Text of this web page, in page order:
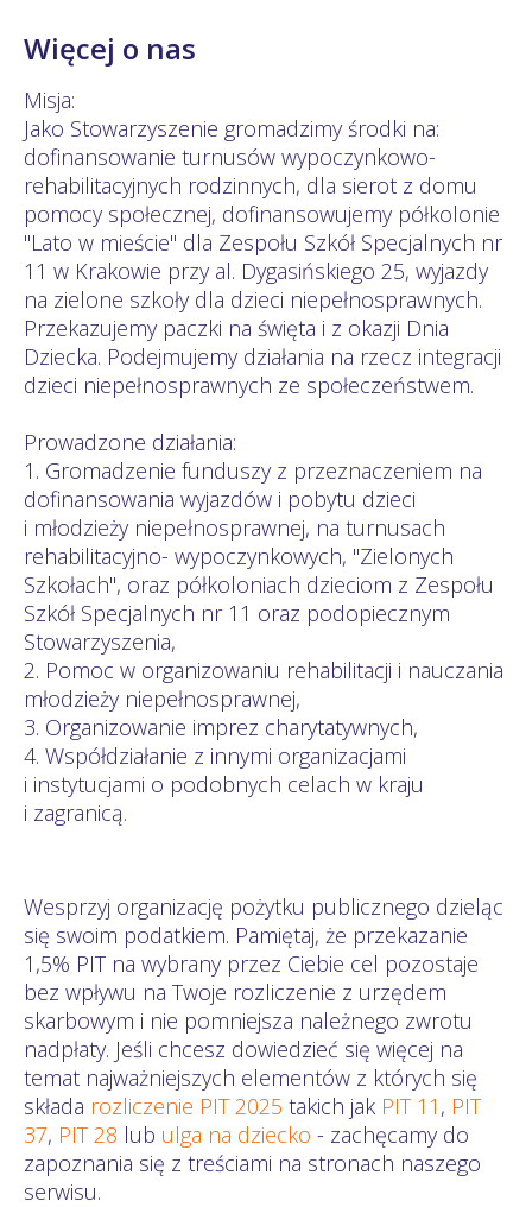
Więcej o nas
Misja:
Jako Stowarzyszenie gromadzimy środki na:
dofinansowanie turnusów wypoczynkowo-
rehabilitacyjnych rodzinnych, dla sierot z domu
pomocy społecznej, dofinansowujemy półkolonie
"Lato w mieście" dla Zespołu Szkół Specjalnych nr
11 w Krakowie przy al. Dygasińskiego 25, wyjazdy
na zielone szkoły dla dzieci niepełnosprawnych.
Przekazujemy paczki na święta i z okazji Dnia
Dziecka. Podejmujemy działania na rzecz integracji
dzieci niepełnosprawnych ze społeczeństwem.
Prowadzone działania:
1. Gromadzenie funduszy z przeznaczeniem na
dofinansowania wyjazdów i pobytu dzieci
i młodzieży niepełnosprawnej, na turnusach
rehabilitacyjno- wypoczynkowych, "Zielonych
Szkołach", oraz półkoloniach dzieciom z Zespołu
Szkół Specjalnych nr 11 oraz podopiecznym
Stowarzyszenia,
2. Pomoc w organizowaniu rehabilitacji i nauczania
młodzieży niepełnosprawnej,
3. Organizowanie imprez charytatywnych,
4. Współdziałanie z innymi organizacjami
i instytucjami o podobnych celach w kraju
i zagranicą.
Wesprzyj organizację pożytku publicznego dzieląc
się swoim podatkiem. Pamiętaj, że przekazanie
1,5% PIT na wybrany przez Ciebie cel pozostaje
bez wpływu na Twoje rozliczenie z urzędem
skarbowym i nie pomniejsza należnego zwrotu
nadpłaty. Jeśli chcesz dowiedzieć się więcej na
temat najważniejszych elementów z których się
składa rozliczenie PIT 2025 takich jak PIT 11 , PIT
37, PIT 28 lub ulga na dziecko - zachęcamy do
zapoznania się z treściami na stronach naszego
serwisu.